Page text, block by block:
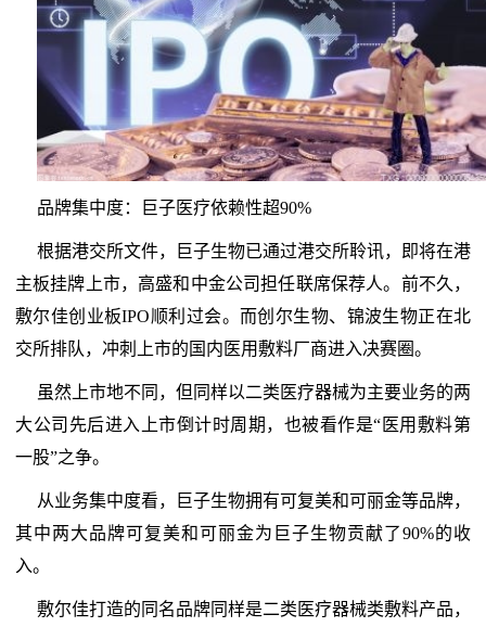
品牌集中度：巨子医疗依赖性超90%
根据港交所文件，巨子生物已通过港交所聆讯，即将在港
主板挂牌上市，高盛和中金公司担任联席保荐人。前不久，
敷尔佳创业板IPO顺利过会。而创尔生物、锦波生物正在北
交所排队，冲刺上市的国内医用敷料厂商进入决赛圈。
虽然上市地不同，但同样以二类医疗器械为主要业务的两
大公司先后进入上市倒计时周期，也被看作是“医用敷料第
一股”之争。
从业务集中度看，巨子生物拥有可复美和可丽金等品牌，
其中两大品牌可复美和可丽金为巨子生物贡献了90%的收
入。
敷尔佳打造的同名品牌同样是二类医疗器械类敷料产品，